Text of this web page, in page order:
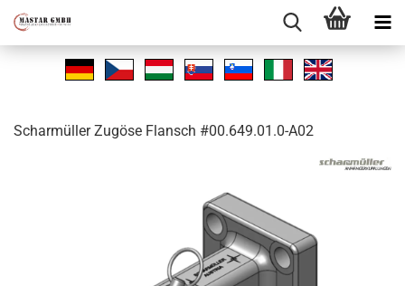
Schar­mül­ler Zu­gö­se Flansch #00.649.01.0-A02